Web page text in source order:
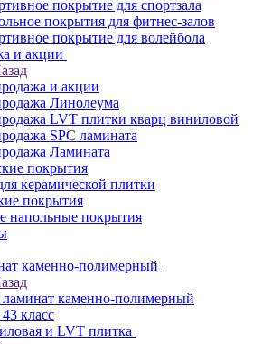
покрытие для спортзала
покрытия для фитнес-залов
покрытие для волейбола
и акции
и акции
Линолеума
LVT плитки кварц виниловой
SPC ламината
Ламината
покрытия
керамической плитки
покрытия
напольные покрытия
каменно-полимерный
ламинат каменно-полимерный
класс
и LVT плитка